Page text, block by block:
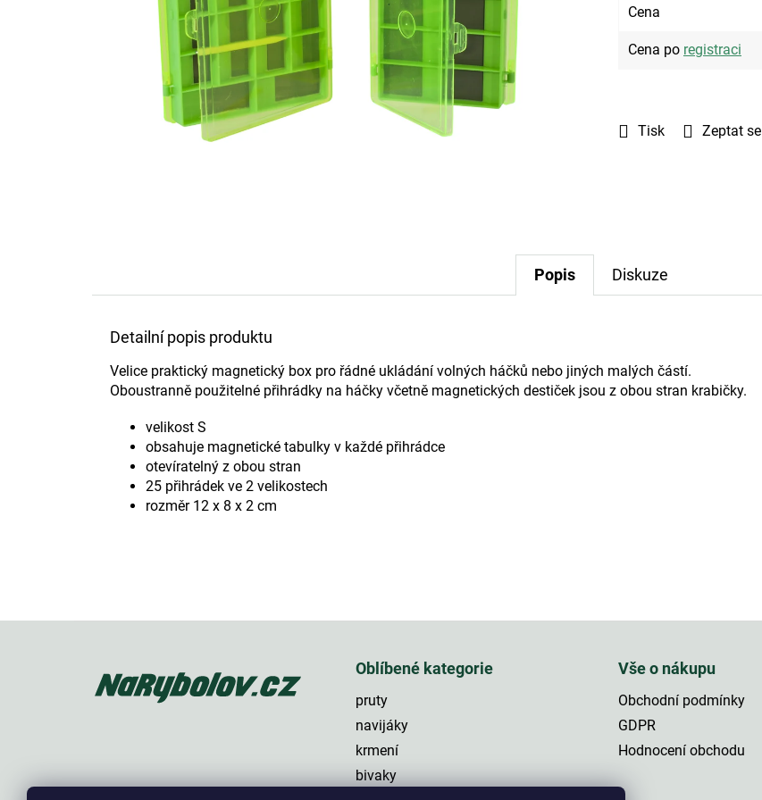
Tisk Zeptat se
Cena
Cena po registraci
Popis Diskuze
Detailní popis produktu
Velice praktický magnetický box pro řádné ukládání volných háčků nebo jiných malých částí.
Oboustranně použitelné přihrádky na háčky včetně magnetických destiček jsou z obou stran krabičky.
velikost S
obsahuje magnetické tabulky v každé přihrádce
otevíratelný z obou stran
25 přihrádek ve 2 velikostech
rozměr 12 x 8 x 2 cm
Oblíbené kategorie
pruty
navijáky
krmení
bivaky
Vše o nákupu
Obchodní podmínky
GDPR
Hodnocení obchodu